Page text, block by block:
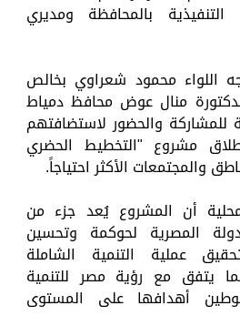
بالمحافظة ومديري
اللواء محمود شعراوي بخالص
منال عوض محافظ دمياط
للمشاركة والحضور لاستضافتهم
مشروع "التخطيط الحضري
والمجتمعات الأكثر احتياجاً.
أن المشروع يُعد جزء من
المصرية لحوكمة وتحسين
عملية التنمية الشاملة
يتفق مع رؤية مصر للتنمية
2030 وتوطين أهدافها على المستوى